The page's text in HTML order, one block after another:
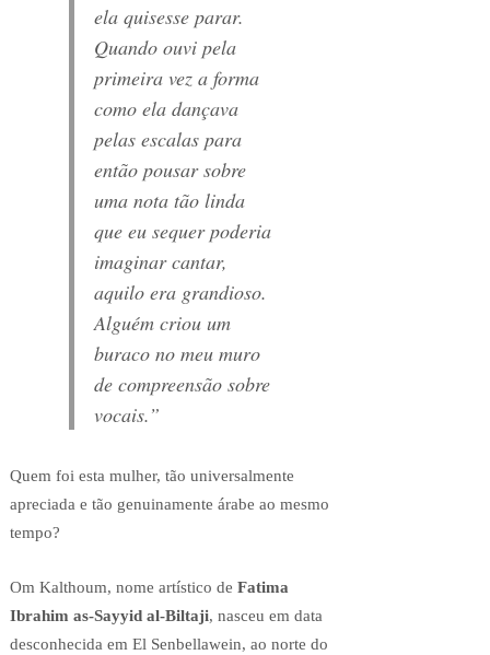
ela quisesse parar.
Quando ouvi pela
primeira vez a forma
como ela dançava
pelas escalas para
então pousar sobre
uma nota tão linda
que eu sequer poderia
imaginar cantar,
aquilo era grandioso.
Alguém criou um
buraco no meu muro
de compreensão sobre
vocais.”
Quem foi esta mulher, tão universalmente
apreciada e tão genuinamente árabe ao mesmo
tempo?
Om Kalthoum, nome artístico de Fatima
Ibrahim as-Sayyid al-Biltaji, nasceu em data
desconhecida em El Senbellawein, ao norte do